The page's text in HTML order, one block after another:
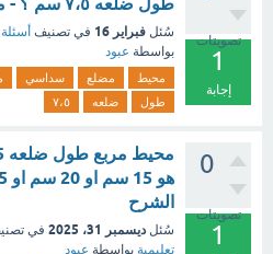
تصويتات
1
إجابة
سُئل فبراير 16 في تصنيف
بواسطة عبود
محيط مضلع سداسي
طول
ضلعه ٧،٥
0
تصويتات
1
الشرح
سُئل ديسمبر 31، 2025 في
تعليمية بواسطة عبود